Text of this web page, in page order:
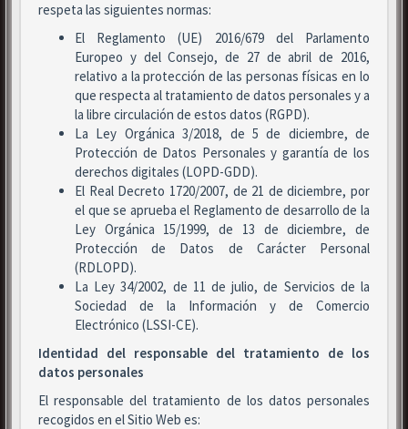
respeta las siguientes normas:
El Reglamento (UE) 2016/679 del Parlamento
Europeo y del Consejo, de 27 de abril de 2016,
relativo a la protección de las personas físicas en lo
que respecta al tratamiento de datos personales y a
la libre circulación de estos datos (RGPD).
La Ley Orgánica 3/2018, de 5 de diciembre, de
Protección de Datos Personales y garantía de los
derechos digitales (LOPD-GDD).
El Real Decreto 1720/2007, de 21 de diciembre, por
el que se aprueba el Reglamento de desarrollo de la
Ley Orgánica 15/1999, de 13 de diciembre, de
Protección de Datos de Carácter Personal
(RDLOPD).
La Ley 34/2002, de 11 de julio, de Servicios de la
Sociedad de la Información y de Comercio
Electrónico (LSSI-CE).
Identidad del responsable del tratamiento de los
datos personales
El responsable del tratamiento de los datos personales
recogidos en el Sitio Web es: